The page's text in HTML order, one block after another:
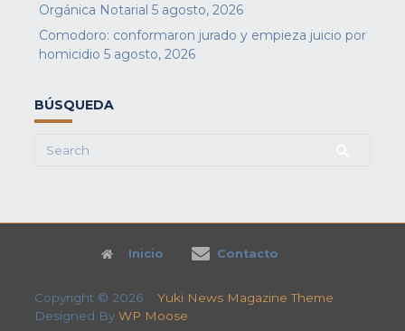
Orgánica Notarial 5 agosto, 2026
Comodoro: conformaron jurado y empieza juicio por
homicidio 5 agosto, 2026
BÚSQUEDA
Search
Inicio Contacto
Copyright © 2026 Yuki News Magazine Theme
Designed By WP Moose